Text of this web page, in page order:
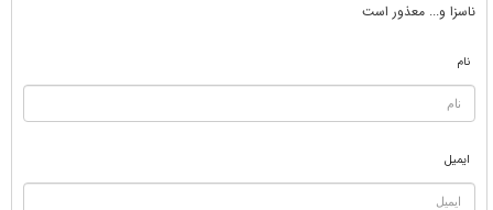
ناسزا و... معذور است
نام
ایمیل